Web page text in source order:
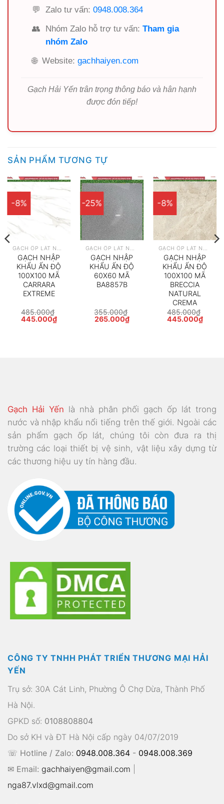
💬 Zalo tư vấn: 0948.008.364
👥
Nhóm Zalo hỗ trợ tư vấn: Tham gia
nhóm Zalo
🌐 Website: gachhaiyen.com
Gạch Hải Yến trân trọng thông báo và hân hạnh
được đón tiếp!
SẢN PHẨM TƯƠNG TỰ
-8%
GẠCH ỐP LÁT NHẬP KHẨU
GẠCH NHẬP
KHẨU ẤN ĐỘ
100X100 MÃ
CARRARA
EXTREME
485.000₫
Giá
445.000₫Giá
hiện
-25%
GẠCH ỐP LÁT NHẬP KHẨU
GẠCH NHẬP
KHẨU ẤN ĐỘ
60X60 MÃ
BA8857B
355.000₫
Giá
265.000₫Giá
hiện
-8%
GẠCH ỐP LÁT NHẬP KHẨU
GẠCH NHẬP
KHẨU ẤN ĐỘ
100X100 MÃ
BRECCIA
NATURAL
CREMA
485.000₫
Giá
445.000₫Giá
hiện
Gạch Hải Yến là nhà phân phối gạch ốp lát trong
nước và nhập khẩu nổi tiếng trên thế giới. Ngoài các
sản phẩm gạch ốp lát, chúng tôi còn đưa ra thị
trường các loại thiết bị vệ sinh, vật liệu xây dựng từ
các thương hiệu uy tín hàng đầu.
CÔNG TY TNHH PHÁT TRIỂN THƯƠNG MẠI HẢI
YẾN
Trụ sở: 30A Cát Linh, Phường Ô Chợ Dừa, Thành Phố
Hà Nội.
GPKD số: 0108808804
Do sở KH và ĐT Hà Nội cấp ngày 04/07/2019
☏ Hotline / Zalo: 0948.008.364 - 0948.008.369
✉ Email: gachhaiyen@gmail.com
nga87.vlxd@gmail.com